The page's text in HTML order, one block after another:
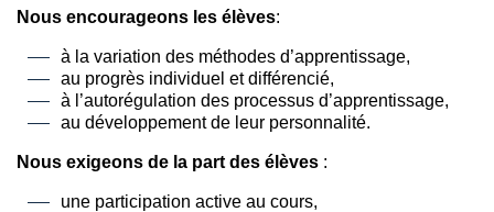
Nous encourageons les élèves:
à la variation des méthodes d’apprentissage,
au progrès individuel et différencié,
à l’autorégulation des processus d’apprentissage,
au développement de leur personnalité.
Nous exigeons de la part des élèves :
une participation active au cours,